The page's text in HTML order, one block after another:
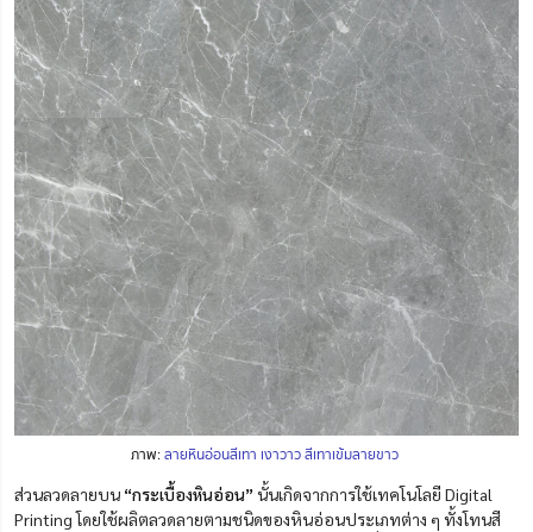
ภาพ:ลายหินอ่อนสีเทา เงาวาว สีเทาเข้มลายขาว
ส่วนลวดลายบน “กระเบื้องหินอ่อน”นั้นเกิดจากการใช้เทคโนโลยี Digital
Printing โดยใช้ผลิตลวดลายตามชนิดของหินอ่อนประเภทต่าง ๆ ทั้งโทนสี